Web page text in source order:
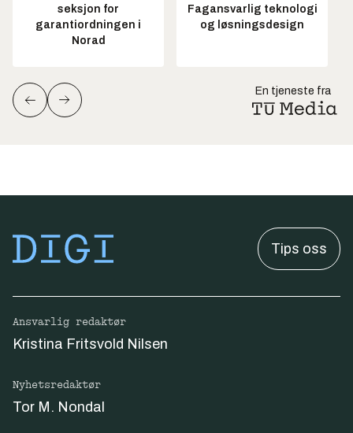
seksjon for
garantiordningen i
Norad
Fagansvarlig teknologi
og løsningsdesign
En tjeneste fra
Tips oss
Ansvarlig redaktør
Kristina Fritsvold Nilsen
Nyhetsredaktør
Tor M. Nondal